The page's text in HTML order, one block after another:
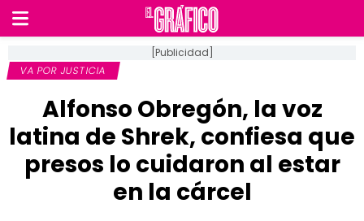
[Publicidad]
VA POR JUSTICIA
Alfonso Obregón, la voz
latina de Shrek, confiesa que
presos lo cuidaron al estar
en la cárcel